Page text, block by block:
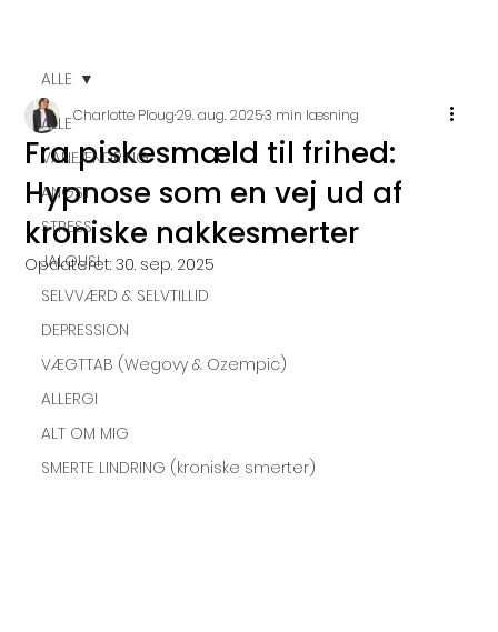
ALLE
VANEÆNDRING
ANGST
STRESS
JALOUSI
SELVVÆRD & SELVTILLID
DEPRESSION
VÆGTTAB (Wegovy & Ozempic)
ALLERGI
ALT OM MIG
SMERTE LINDRING (kroniske smerter)
ALLE
Fra piskesmæld til frihed:
Hypnose som en vej ud af
kroniske nakkesmerter
Charlotte Ploug29. aug. 20253 min læsning
Opdateret:30. sep. 2025